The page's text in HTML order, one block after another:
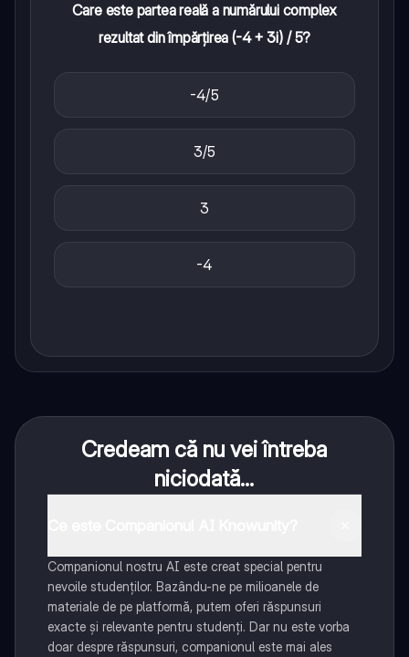
Care este partea reală a numărului complex
rezultat din împărțirea (-4 + 3i) / 5?
-4/5
3/5
3
-4
Credeam că nu vei întreba
niciodată...
Companionul nostru AI este creat special pentru
nevoile studenților. Bazându-ne pe milioanele de
materiale de pe platformă, putem oferi răspunsuri
exacte și relevante pentru studenți. Dar nu este vorba
doar despre răspunsuri, companionul este mai ales